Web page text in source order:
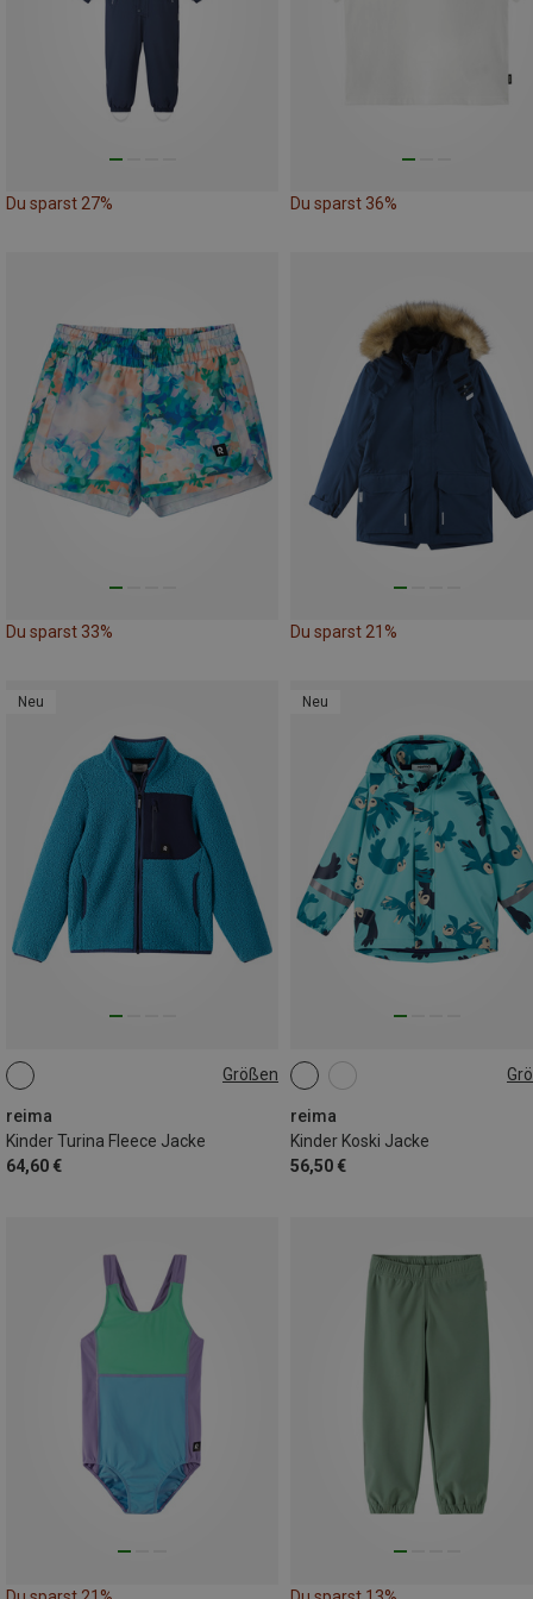
Du sparst 27% Du sparst 36%
Du sparst 33% Du sparst 21%
Neu
Größen
reima
Kinder Turina Fleece Jacke
64,60 €
Neu
reima
Kinder Koski Jacke
56,50 €
86 92 110